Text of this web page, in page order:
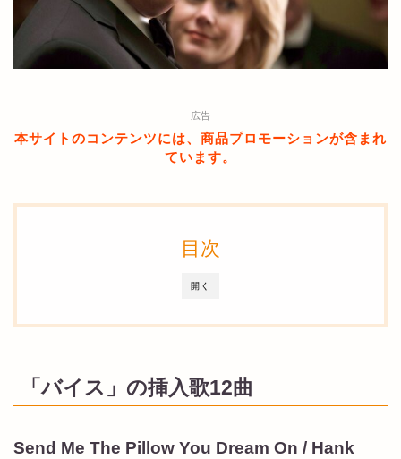
広告
本サイトのコンテンツには、商品プロモーションが含まれ
ています。
開く
目次
「バイス」の挿入歌12曲
Send Me The Pillow You Dream On / Hank